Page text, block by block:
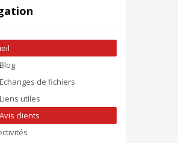
Blog
Echanges de fichiers
Liens utiles
Avis clients